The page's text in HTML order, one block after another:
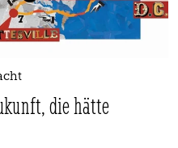
die hätte